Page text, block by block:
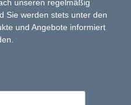
unseren regelmäßig
Sie werden stets unter den
und Angebote informiert